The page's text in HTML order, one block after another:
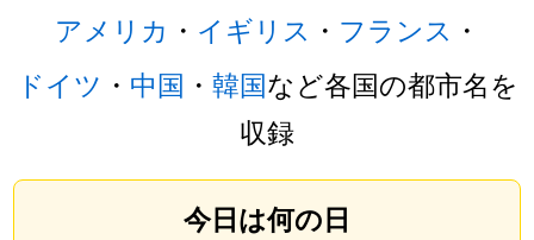
アメリカ ・ イギリス ・ フランス ・
ドイツ ・ 中国 ・ 韓国など各国の都市名を
収録
今日は何の日